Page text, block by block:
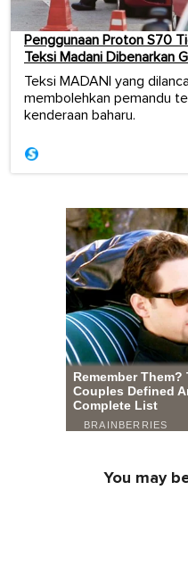
Penggunaan Proton S70
Teksi Madani Dibenarkan
Teksi MADANI yang
membolehkan pemandu
kenderaan baharu.
You may